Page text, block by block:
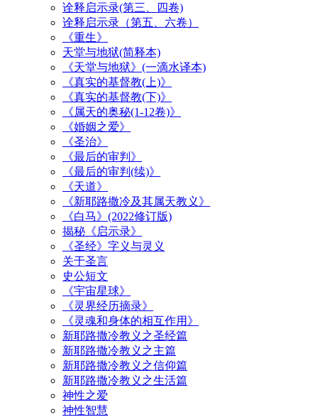
诠释启示录(第三、四卷)
诠释启示录（第五、六卷）
《重生》
天堂与地狱(简释本)
《天堂与地狱》(一滴水译本)
《真实的基督教(上)》
《真实的基督教(下)》
《属天的奥秘(1-12卷)》
《婚姻之爱》
《圣治》
《最后的审判》
《最后的审判(续)》
《天道》
《新耶路撒冷及其属天教义》
《白马》(2022修订版)
揭秘《启示录》
《圣经》字义与灵义
关于圣言
史公短文
《宇宙星球》
《灵界经历摘录》
《灵魂和身体的相互作用》
新耶路撒冷教义之圣经篇
新耶路撒冷教义之主篇
新耶路撒冷教义之信仰篇
新耶路撒冷教义之生活篇
神性之爱
神性智慧